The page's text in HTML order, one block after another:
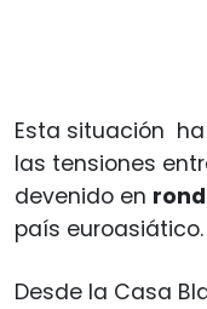
Esta situación
las tensiones
devenido en
país euroasiático.
Desde la Casa